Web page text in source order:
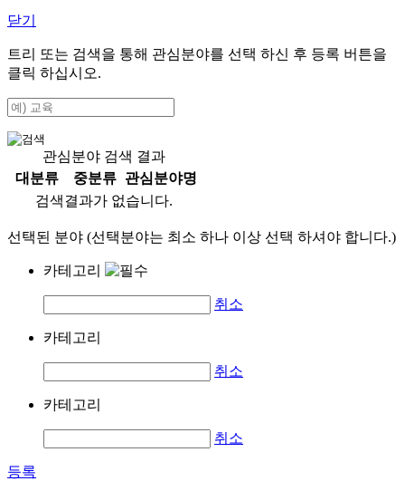
닫기
트리 또는 검색을 통해 관심분야를 선택 하신 후 등록 버튼을
클릭 하십시오.
관심분야 검색 결과
대분류
중분류
관심분야명
검색결과가 없습니다.
선택된 분야 (선택분야는 최소 하나 이상 선택 하셔야 합니다.)
카테고리
취소
카테고리
취소
카테고리
취소
등록